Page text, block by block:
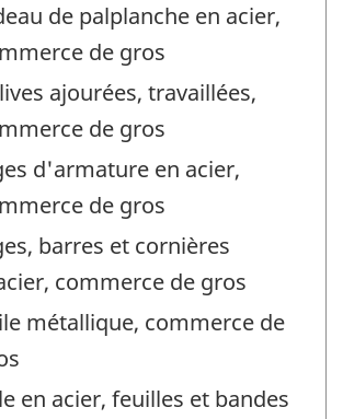
de palplanche en acier,
de gros
ajourées, travaillées,
de gros
d'armature en acier,
de gros
barres et cornières
commerce de gros
métallique, commerce de
en acier, feuilles et bandes